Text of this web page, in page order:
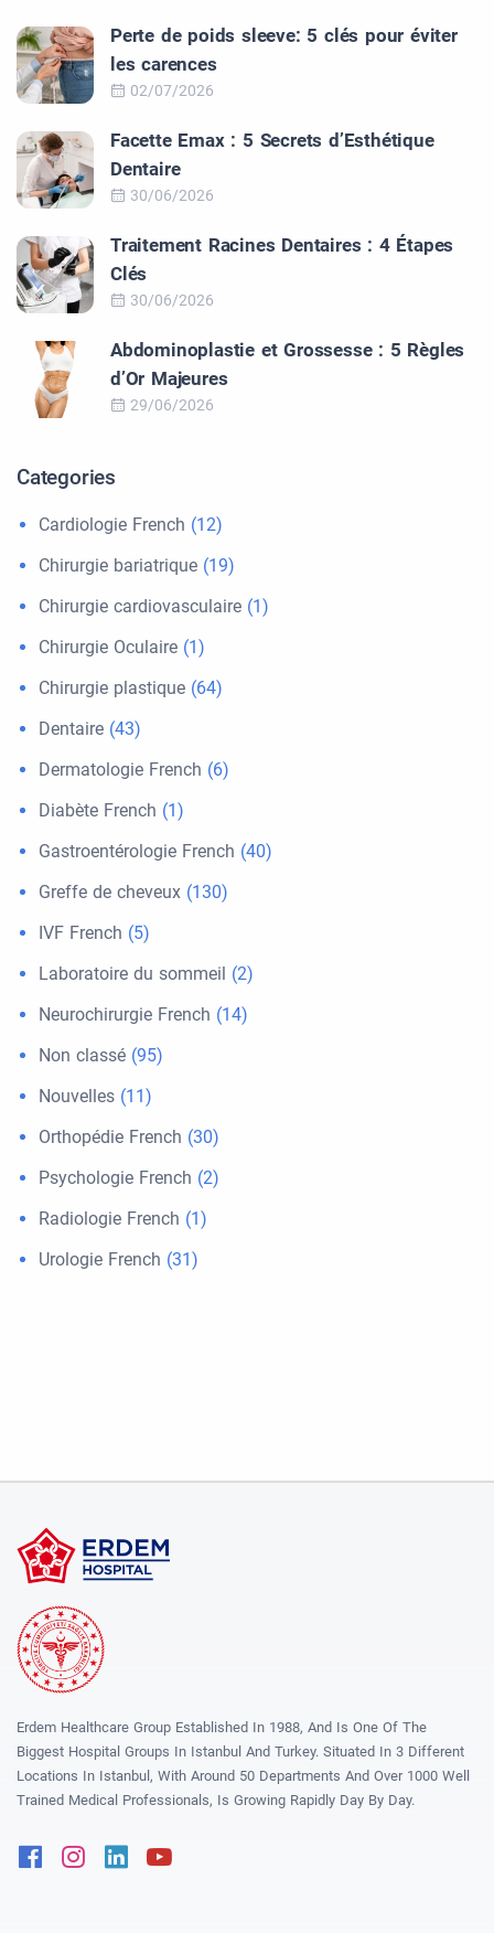
Perte de poids sleeve: 5 clés pour éviter
les carences
02/07/2026
Facette Emax : 5 Secrets d’Esthétique
Dentaire
30/06/2026
Traitement Racines Dentaires : 4 Étapes
Clés
30/06/2026
Abdominoplastie et Grossesse : 5 Règles
d’Or Majeures
29/06/2026
Categories
Cardiologie French (12)
Chirurgie bariatrique (19)
Chirurgie cardiovasculaire (1)
Chirurgie Oculaire (1)
Chirurgie plastique (64)
Dentaire (43)
Dermatologie French (6)
Diabète French (1)
Gastroentérologie French (40)
Greffe de cheveux (130)
IVF French (5)
Laboratoire du sommeil (2)
Neurochirurgie French (14)
Non classé (95)
Nouvelles (11)
Orthopédie French (30)
Psychologie French (2)
Radiologie French (1)
Urologie French (31)
Erdem Healthcare Group Established In 1988, And Is One Of The
Biggest Hospital Groups In Istanbul And Turkey. Situated In 3 Different
Locations In Istanbul, With Around 50 Departments And Over 1000 Well
Trained Medical Professionals, Is Growing Rapidly Day By Day.
FacebookInstagram
Linkedin